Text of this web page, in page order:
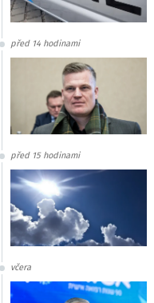
před 14 hodinami
před 15 hodinami
včera